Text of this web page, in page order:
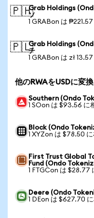
🇵🇭Grab Holdings
ソ
1 GRABon は
🇵🇱Grab Holdings
チ
1 GRABon は zł
他のRWAをUSDに変換
Southern (Ondo
1 SOon は $93.56 に
Block (Ondo
1 XYZon は $78.50 に
First Trust Global
Fund (Ondo
1 FTGCon は $28.77
Deere (Ondo
1 DEon は $627.70